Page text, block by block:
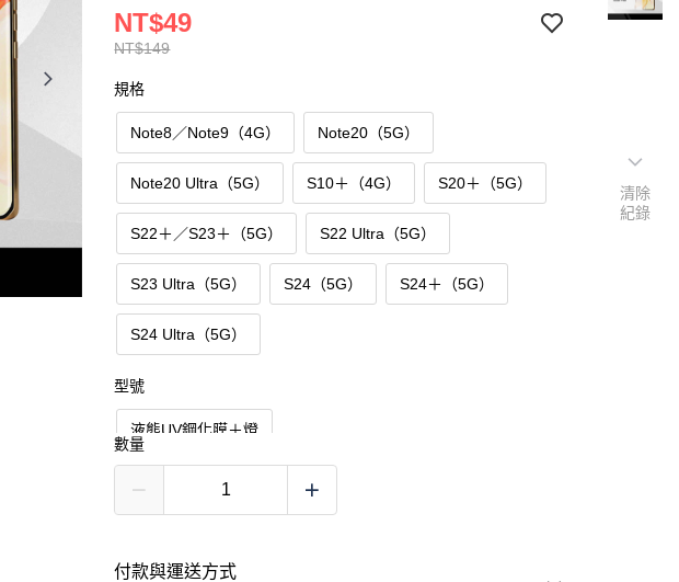
NT$149
NT$49
規格
Note8／Note9（4G） Note20（5G）
Note20 Ultra（5G） S10＋（4G） S20＋（5G）
S22＋／S23＋（5G） S22 Ultra（5G）
S23 Ultra（5G） S24（5G） S24＋（5G）
S24 Ultra（5G）
型號
液態UV鋼化膜＋燈
數量
付款與運送方式
清除
紀錄